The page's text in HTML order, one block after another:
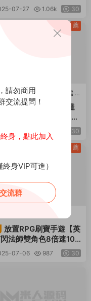
版】Linux手工服務端
注冊+加解密工具+運
台+管理後台+代理後台
授權後台+安卓蘋果雙
頻架設教程
07-27 1.06k 30
域·M-魔域 手遊服務端 ·
服務端
1655互通魔域【龍達
Win一鍵服務端+本地注
+GM工具+安卓+視
07-10 1.02k 30
薦
放置RPG刷寶手遊【英
法師雙角色8倍速100
版】Linux手工服務端
注冊+加解密工具+運
07-06 987 30
薦
請勿商用
交流提問！
身，點此加入
身VIP可進）
流群